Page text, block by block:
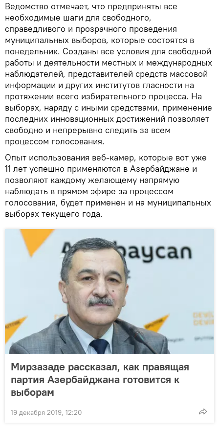
Ведомство отмечает, что предприняты все
необходимые шаги для свободного,
справедливого и прозрачного проведения
муниципальных выборов, которые состоятся в
понедельник. Созданы все условия для свободной
работы и деятельности местных и международных
наблюдателей, представителей средств массовой
информации и других институтов гласности на
протяжении всего избирательного процесса. На
выборах, наряду с иными средствами, применение
последних инновационных достижений позволяет
свободно и непрерывно следить за всем
процессом голосования.
Опыт использования веб-камер, которые вот уже
11 лет успешно применяются в Азербайджане и
позволяют каждому желающему напрямую
наблюдать в прямом эфире за процессом
голосования, будет применен и на муниципальных
выборах текущего года.
Мирзазаде рассказал, как правящая
партия Азербайджана готовится к
выборам
19 декабря 2019, 12:20